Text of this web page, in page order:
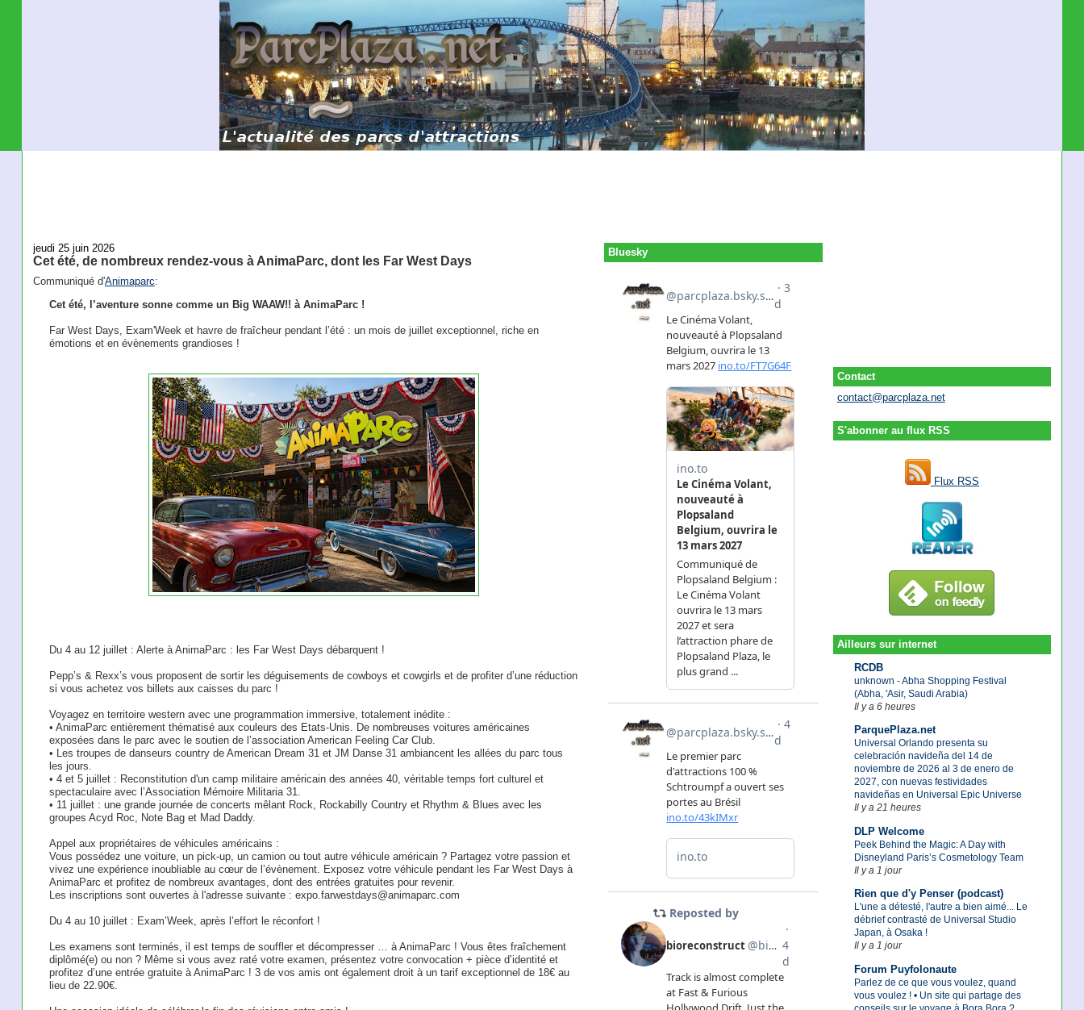
Contact
contact@parcplaza.net
S'abonner au flux RSS
Flux RSS
Ailleurs sur internet
RCDB
unknown - Abha Shopping Festival
(Abha, 'Asir, Saudi Arabia)
Il y a 6 heures
ParquePlaza.net
Universal Orlando presenta su
celebración navideña del 14 de
noviembre de 2026 al 3 de enero de
2027, con nuevas festividades
navideñas en Universal Epic Universe
Il y a 21 heures
DLP Welcome
Peek Behind the Magic: A Day with
Disneyland Paris’s Cosmetology Team
Il y a 1 jour
Rien que d'y Penser (podcast)
L'une a détesté, l'autre a bien aimé... Le
débrief contrasté de Universal Studio
Japan, à Osaka !
Il y a 1 jour
Forum Puyfolonaute
Parlez de ce que vous voulez, quand
vous voulez ! • Un site qui partage des
jeudi 25 juin 2026
Cet été, de nombreux rendez-vous à AnimaParc, dont les Far West Days
Communiqué d'Animaparc:
Cet été, l’aventure sonne comme un Big WAAW!! à AnimaParc !
Far West Days, Exam'Week et havre de fraîcheur pendant l’été : un mois de juillet exceptionnel, riche en
émotions et en évènements grandioses !
Du 4 au 12 juillet : Alerte à AnimaParc : les Far West Days débarquent !
Pepp’s & Rexx’s vous proposent de sortir les déguisements de cowboys et cowgirls et de profiter d’une réduction
si vous achetez vos billets aux caisses du parc !
Voyagez en territoire western avec une programmation immersive, totalement inédite :
• AnimaParc entièrement thématisé aux couleurs des Etats-Unis. De nombreuses voitures américaines
exposées dans le parc avec le soutien de l’association American Feeling Car Club.
• Les troupes de danseurs country de American Dream 31 et JM Danse 31 ambiancent les allées du parc tous
les jours.
• 4 et 5 juillet : Reconstitution d'un camp militaire américain des années 40, véritable temps fort culturel et
spectaculaire avec l’Association Mémoire Militaria 31.
• 11 juillet : une grande journée de concerts mêlant Rock, Rockabilly Country et Rhythm & Blues avec les
groupes Acyd Roc, Note Bag et Mad Daddy.
Appel aux propriétaires de véhicules américains :
Vous possédez une voiture, un pick-up, un camion ou tout autre véhicule américain ? Partagez votre passion et
vivez une expérience inoubliable au cœur de l’évènement. Exposez votre véhicule pendant les Far West Days à
AnimaParc et profitez de nombreux avantages, dont des entrées gratuites pour revenir.
Les inscriptions sont ouvertes à l'adresse suivante : expo.farwestdays@animaparc.com
Du 4 au 10 juillet : Exam’Week, après l’effort le réconfort !
Les examens sont terminés, il est temps de souffler et décompresser … à AnimaParc ! Vous êtes fraîchement
diplômé(e) ou non ? Même si vous avez raté votre examen, présentez votre convocation + pièce d’identité et
profitez d’une entrée gratuite à AnimaParc ! 3 de vos amis ont également droit à un tarif exceptionnel de 18€ au
lieu de 22.90€.
Bluesky